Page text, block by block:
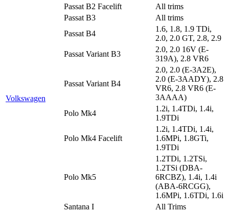
Volkswagen
Passat B2 Facelift
All trims
Passat B3
All trims
Passat B4
1.6, 1.8, 1.9 TDi,
2.0, 2.0 GT, 2.8, 2.9
Passat Variant B3
2.0, 2.0 16V (E-
319A), 2.8 VR6
Passat Variant B4
2.0, 2.0 (E-3A2E),
2.0 (E-3AADY), 2.8
VR6, 2.8 VR6 (E-
3AAAA)
Polo Mk4
1.2i, 1.4TDi, 1.4i,
1.9TDi
Polo Mk4 Facelift
1.2i, 1.4TDi, 1.4i,
1.6MPi, 1.8GTi,
1.9TDi
Polo Mk5
1.2TDi, 1.2TSi,
1.2TSi (DBA-
6RCBZ), 1.4i, 1.4i
(ABA-6RCGG),
1.6MPi, 1.6TDi, 1.6i
Santana I
All Trims